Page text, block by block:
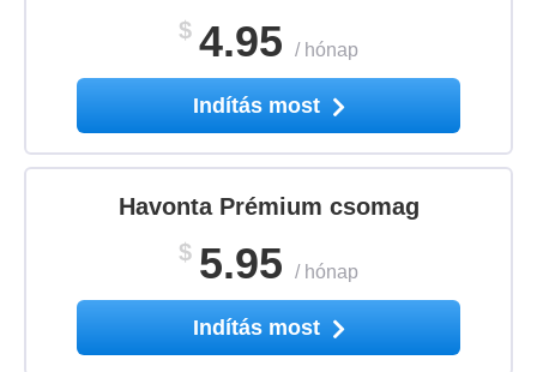
$ 4.95 / hónap
Indítás most
Havonta Prémium csomag
$ 5.95 / hónap
Indítás most